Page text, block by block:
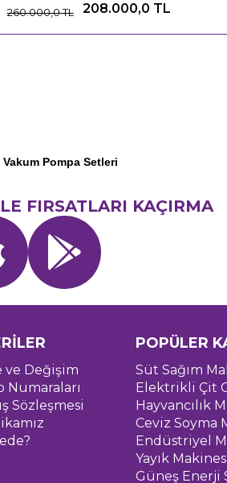
208.000,0 TL
260.000,0 TL
Vakum Pompa Setleri
FIRSATLARI KAÇIRMA
ve Değişim
Numaraları
Sözleşmesi
POPÜLER
Süt Sağım
Elektrikli Çit
Hayvancılık
Ceviz Soyma
Endüstriyel
Yayık
Güneş Enerji